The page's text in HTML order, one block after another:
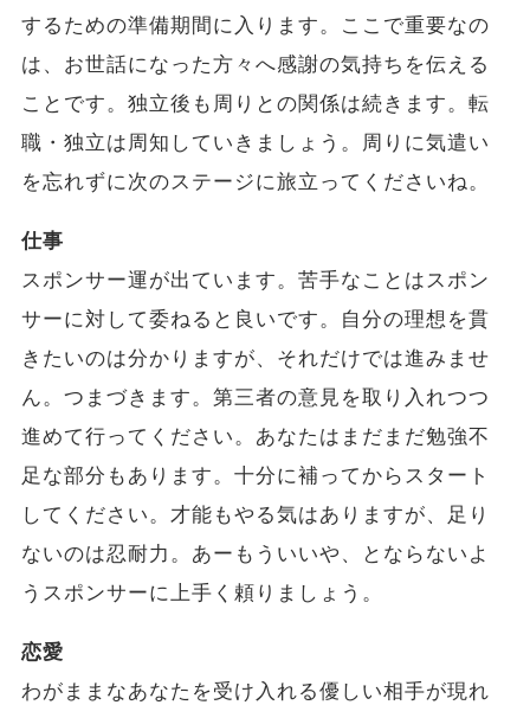
するための準備期間に入ります。ここで重要なの
は、お世話になった方々へ感謝の気持ちを伝える
ことです。独立後も周りとの関係は続きます。転
職・独立は周知していきましょう。周りに気遣い
を忘れずに次のステージに旅立ってくださいね。
仕事
スポンサー運が出ています。苦手なことはスポン
サーに対して委ねると良いです。自分の理想を貫
きたいのは分かりますが、それだけでは進みませ
ん。つまづきます。第三者の意見を取り入れつつ
進めて行ってください。あなたはまだまだ勉強不
足な部分もあります。十分に補ってからスタート
してください。才能もやる気はありますが、足り
ないのは忍耐力。あーもういいや、とならないよ
うスポンサーに上手く頼りましょう。
恋愛
わがままなあなたを受け入れる優しい相手が現れ